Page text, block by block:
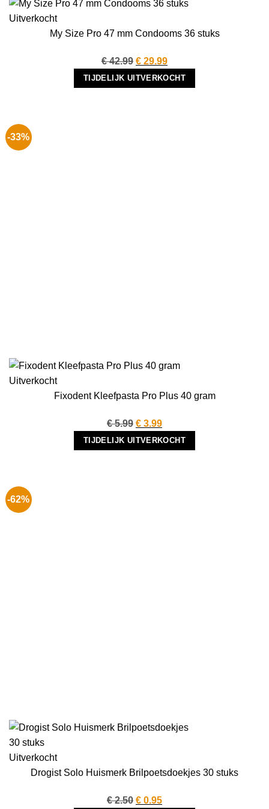
Uitverkocht
My Size Pro 47 mm Condooms 36 stuks
€42.99 Oorspronkelijke
prijs
was:
€ 29.99Huidige
prijs
is:
TIJDELIJK UITVERKOCHT
-33%
Uitverkocht
Fixodent Kleefpasta Pro Plus 40 gram
€5.99 Oorspronkelijke
prijs
was:
€ 3.99Huidige
prijs
is:
TIJDELIJK UITVERKOCHT
-62%
Uitverkocht
Drogist Solo Huismerk Brilpoetsdoekjes 30 stuks
€2.50 Oorspronkelijke
€ 0.95Huidige